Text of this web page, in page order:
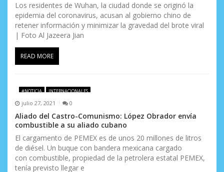
Los residentes de Wuhan, la ciudad donde se originó la
epidemia del coronavirus, acusan al gobierno chino de
retener información y minimizar la gravedad del brote viral
| Foto Al Jazeera Jian
READ MORE
#NOTICIA INTERNACIONALES
julio 27, 2021 0
Aliado del Castro-Comunismo: López Obrador envía
combustible a su aliado cubano
El cargamento de PEMEX es de unos 20 millones de litros
de diésel. Un buque con bandera mexicana cargado
con combustible, propiedad de la petrolera estatal PEMEX,
tenía previsto llegar e